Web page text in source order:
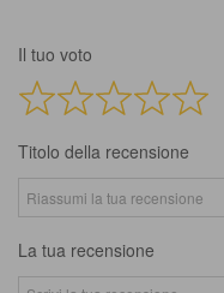
Il tuo voto
Titolo della recensione
La tua recensione